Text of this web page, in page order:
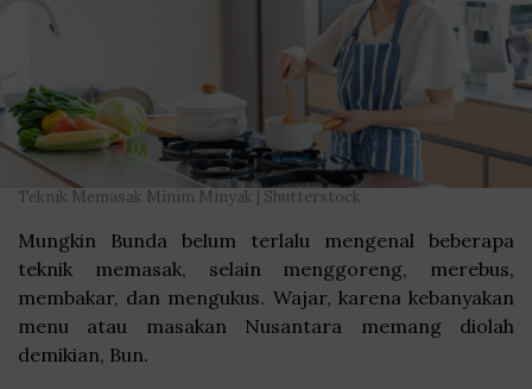
Teknik Memasak Minim Minyak | Shutterstock
Mungkin Bunda belum terlalu mengenal beberapa
teknik memasak, selain menggoreng, merebus,
membakar, dan mengukus. Wajar, karena kebanyakan
menu atau masakan Nusantara memang diolah
demikian, Bun.